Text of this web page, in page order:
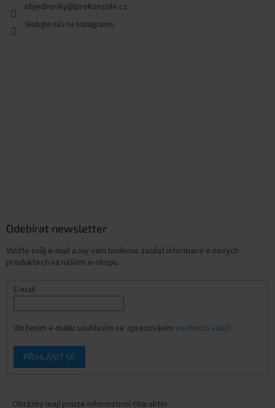
objednavky@prokonzole.cz
Odebírat newsletter
Vložte svůj e-mail a my vám budeme zasílat informace o nových
produktech na našem e-shopu.
E-mail
Vložením e-mailu souhlasím se zpracováním osobních údajů
PŘIHLÁSIT SE
Obrázky mají pouze informativní charakter.